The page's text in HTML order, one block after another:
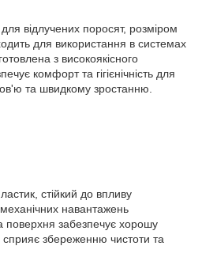
відлучених поросят, розміром
для використання в системах
з високоякісного
комфорт та гігієнічність для
та швидкому зростанню.
стійкий до впливу
навантажень
поверхня забезпечує хорошу
збереженню чистоти та